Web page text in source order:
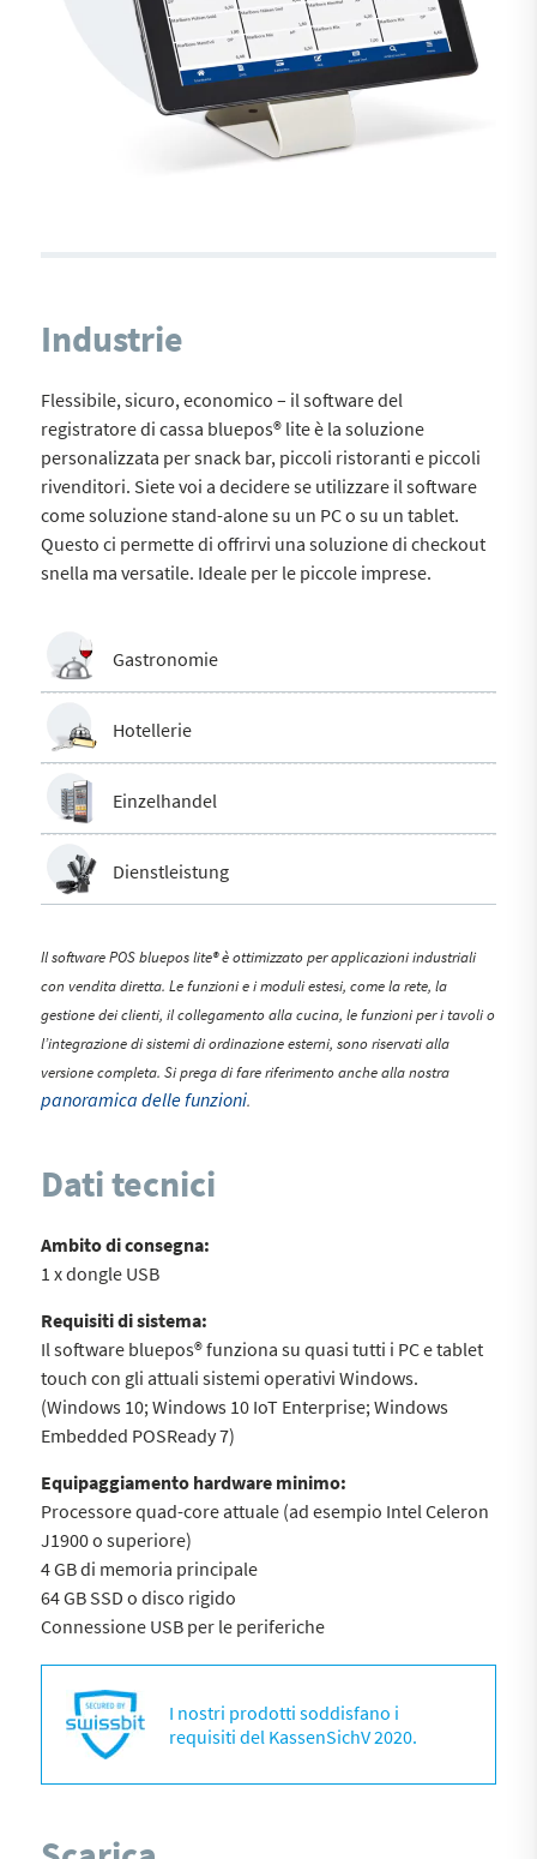
Industrie
Flessibile, sicuro, economico – il software del
registratore di cassa bluepos® lite è la soluzione
personalizzata per snack bar, piccoli ristoranti e piccoli
rivenditori. Siete voi a decidere se utilizzare il software
come soluzione stand-alone su un PC o su un tablet.
Questo ci permette di offrirvi una soluzione di checkout
snella ma versatile. Ideale per le piccole imprese.
Gastronomie
Hotellerie
Einzelhandel
Dienstleistung
Il software POS bluepos lite® è ottimizzato per applicazioni industriali
con vendita diretta. Le funzioni e i moduli estesi, come la rete, la
gestione dei clienti, il collegamento alla cucina, le funzioni per i tavoli o
l’integrazione di sistemi di ordinazione esterni, sono riservati alla
versione completa. Si prega di fare riferimento anche alla nostra
panoramica delle funzioni.
Dati tecnici
Ambito di consegna:
1 x dongle USB
Requisiti di sistema:
Il software bluepos® funziona su quasi tutti i PC e tablet
touch con gli attuali sistemi operativi Windows.
(Windows 10; Windows 10 IoT Enterprise; Windows
Embedded POSReady 7)
Equipaggiamento hardware minimo:
Processore quad-core attuale (ad esempio Intel Celeron
J1900 o superiore)
4 GB di memoria principale
64 GB SSD o disco rigido
Connessione USB per le periferiche
I nostri prodotti soddisfano i
requisiti del KassenSichV 2020.